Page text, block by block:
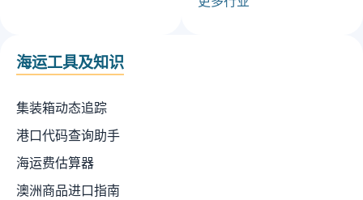
海运工具及知识
集装箱动态追踪
港口代码查询助手
海运费估算器
澳洲商品进口指南